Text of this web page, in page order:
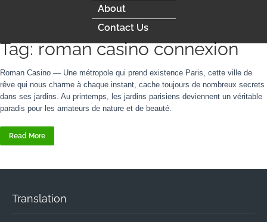
About
Contact Us
Tag: roman casino connexion
Roman Casino — Une métropole qui prend existence Paris, cette ville de
rêve qui nous charme à chaque instant, cache toujours de nombreux secrets
dans ses jardins. Au printemps, les jardins parisiens deviennent un véritable
paradis pour les amateurs de nature et de beauté.
Read More
Translation